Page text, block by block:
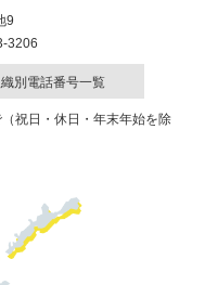
9
3206
別電話番号一覧
祝日・休日・年末年始を除